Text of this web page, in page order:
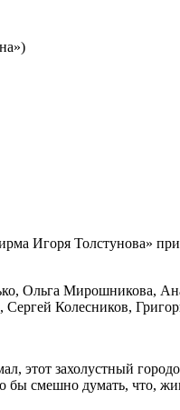
Игоря Толстунова»
Ольга Мирошникова,
Колесников,
этот захолустный
бы смешно думать, что,